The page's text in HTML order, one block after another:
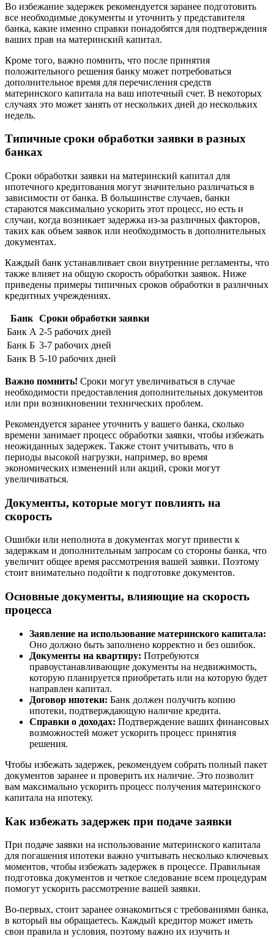
Во избежание задержек рекомендуется заранее подготовить
все необходимые документы и уточнить у представителя
банка, какие именно справки понадобятся для подтверждения
ваших прав на материнский капитал.
Кроме того, важно помнить, что после принятия
положительного решения банку может потребоваться
дополнительное время для перечисления средств
материнского капитала на ваш ипотечный счет. В некоторых
случаях это может занять от нескольких дней до нескольких
недель.
Типичные сроки обработки заявки в разных
банках
Сроки обработки заявки на материнский капитал для
ипотечного кредитования могут значительно различаться в
зависимости от банка. В большинстве случаев, банки
стараются максимально ускорить этот процесс, но есть и
случаи, когда возникает задержка из-за различных факторов,
таких как объем заявок или необходимость в дополнительных
документах.
Каждый банк устанавливает свои внутренние регламенты, что
также влияет на общую скорость обработки заявок. Ниже
приведены примеры типичных сроков обработки в различных
кредитных учреждениях.
Банк Сроки обработки заявки
Банк А 2-5 рабочих дней
Банк Б 3-7 рабочих дней
Банк В 5-10 рабочих дней
Важно помнить! Сроки могут увеличиваться в случае
необходимости предоставления дополнительных документов
или при возникновении технических проблем.
Рекомендуется заранее уточнить у вашего банка, сколько
времени занимает процесс обработки заявки, чтобы избежать
неожиданных задержек. Также стоит учитывать, что в
периоды высокой нагрузки, например, во время
экономических изменений или акций, сроки могут
увеличиваться.
Документы, которые могут повлиять на
скорость
Ошибки или неполнота в документах могут привести к
задержкам и дополнительным запросам со стороны банка, что
увеличит общее время рассмотрения вашей заявки. Поэтому
стоит внимательно подойти к подготовке документов.
Основные документы, влияющие на скорость
процесса
Заявление на использование материнского капитала:
Оно должно быть заполнено корректно и без ошибок.
Документы на квартиру: Потребуются
правоустанавливающие документы на недвижимость,
которую планируется приобретать или на которую будет
направлен капитал.
Договор ипотеки: Банк должен получить копию
ипотеки, подтверждающую наличие кредита.
Справки о доходах: Подтверждение ваших финансовых
возможностей может ускорить процесс принятия
решения.
Чтобы избежать задержек, рекомендуем собрать полный пакет
документов заранее и проверить их наличие. Это позволит
вам максимально ускорить процесс получения материнского
капитала на ипотеку.
Как избежать задержек при подаче заявки
При подаче заявки на использование материнского капитала
для погашения ипотеки важно учитывать несколько ключевых
моментов, чтобы избежать задержек в процессе. Правильная
подготовка документов и четкое следование всем процедурам
помогут ускорить рассмотрение вашей заявки.
Во-первых, стоит заранее ознакомиться с требованиями банка,
в который вы обращаетесь. Каждый кредитор может иметь
свои правила и условия, поэтому важно их изучить и